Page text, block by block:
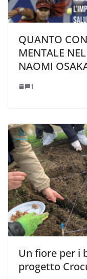
QUANTO
MENTALE
NAOMI
1
Un fiore per i
progetto